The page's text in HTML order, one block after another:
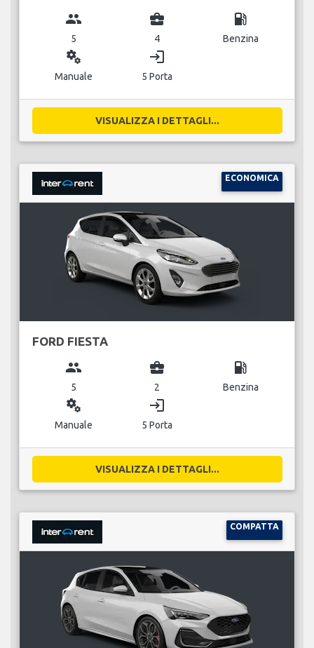
group
5
business_center
4
local_gas_station
Benzina
miscellaneous_services
Manuale
login
5 Porta
VISUALIZZA I DETTAGLI...
ECONOMICA
FORD FIESTA
group
5
business_center
2
local_gas_station
Benzina
miscellaneous_services
Manuale
login
5 Porta
VISUALIZZA I DETTAGLI...
COMPATTA